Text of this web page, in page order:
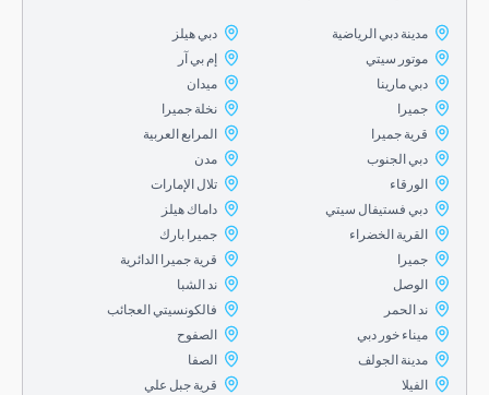
مدينة دبي الرياضية
موتور سيتي
دبي مارينا
قرية جميرا
دبي الجنوب
دبي فستيفال سيتي
القرية الخضراء
ند الحمر
ميناء خور دبي
مدينة الجولف
دبي هيلز
نخلة جميرا
المرابع العربية
تلال الإمارات
داماك هيلز
جميرا بارك
قرية جميرا الدائرية
فالكونسيتي العجائب
قرية جبل علي